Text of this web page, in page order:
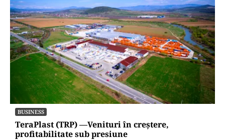
BUSINESS
TeraPlast (TRP) —Venituri în creștere,
profitabilitate sub presiune